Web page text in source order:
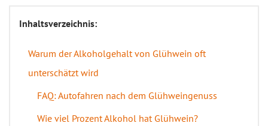
Inhaltsverzeichnis:
Warum der Alkoholgehalt von Glühwein oft
unterschätzt wird
FAQ: Autofahren nach dem Glühweingenuss
Wie viel Prozent Alkohol hat Glühwein?